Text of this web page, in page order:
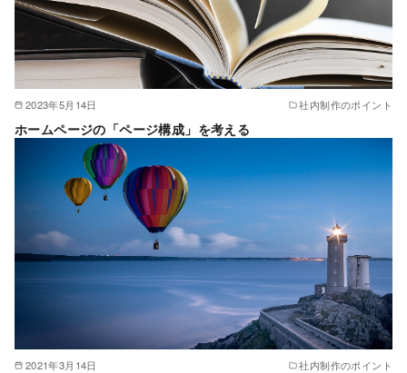
2023年5月14日 社内制作のポイント
ホームページの「ページ構成」を考える
2021年3月14日 社内制作のポイント